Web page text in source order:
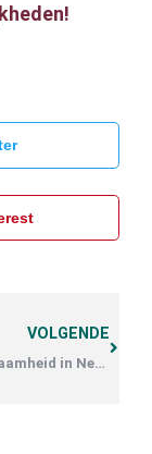
VOLGENDE
Aanpak eenzaamheid in Nederland